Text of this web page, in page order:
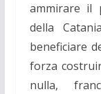
ammirare il
della
beneficiare
forza
nulla,